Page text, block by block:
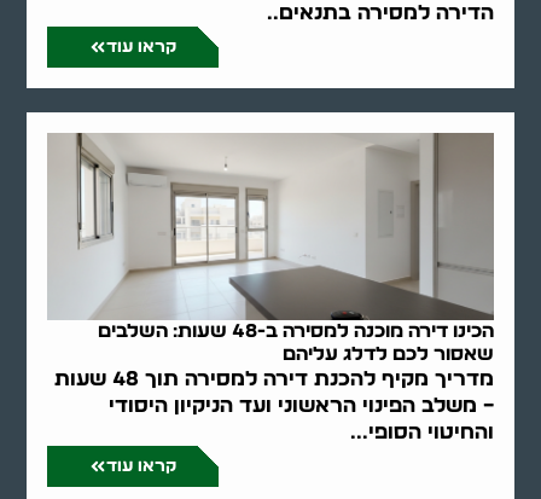
הדירה למסירה בתנאים..
קראו עוד
הכינו דירה מוכנה למסירה ב-48 שעות: השלבים
שאסור לכם לדלג עליהם
מדריך מקיף להכנת דירה למסירה תוך 48 שעות
– משלב הפינוי הראשוני ועד הניקיון היסודי
והחיטוי הסופי...
קראו עוד